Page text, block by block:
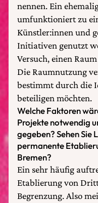
nennen. Ein
umfunktioniert zu
Künstler:innen und
Initiativen genutzt
Versuch, einen
Die Raumnutzung
bestimmt durch die
beteiligen möchten.
Welche Faktoren
Projekte notwendig
gegeben? Sehen Sie
permanente
Bremen?
Ein sehr häufig
Etablierung von
Begrenzung. Also